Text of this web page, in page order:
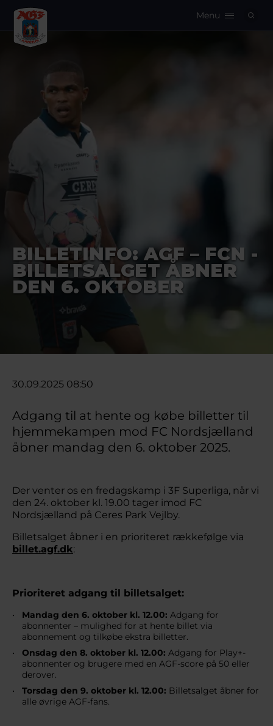
Menu
BILLETINFO: AGF – FCN -
BILLETSALGET ÅBNER
DEN 6. OKTOBER
30.09.2025 08:50
Adgang til at hente og købe billetter til
hjemmekampen mod FC Nordsjælland
åbner mandag den 6. oktober 2025.
Der venter os en fredagskamp i 3F Superliga, når vi
den 24. oktober kl. 19.00 tager imod FC
Nordsjælland på Ceres Park Vejlby.
Billetsalget åbner i en prioriteret rækkefølge via
billet.agf.dk:
Prioriteret adgang til billetsalget:
Mandag den 6. oktober kl. 12.00: Adgang for
abonnenter – mulighed for at hente billet via
abonnement og tilkøbe ekstra billetter.
Onsdag den 8. oktober kl. 12.00: Adgang for Play+-
abonnenter og brugere med en AGF-score på 50 eller
derover.
Torsdag den 9. oktober kl. 12.00: Billetsalget åbner for
alle øvrige AGF-fans.